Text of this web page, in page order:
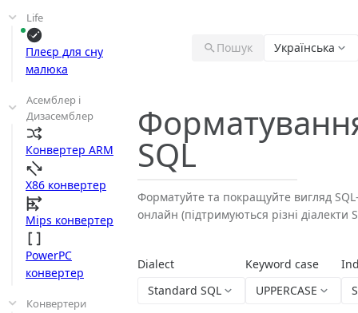
Life
Плеєр для сну
малюка
Асемблер і
Дизасемблер
Конвертер ARM
X86 конвертер
Mips конвертер
PowerPC
конвертер
Конвертери
Пошук Українська
SQL
Форматуйте та покращуйте вигляд
онлайн (підтримуються різні діалекти
Dialect
Standard SQL
Keyword case
UPPERCASE